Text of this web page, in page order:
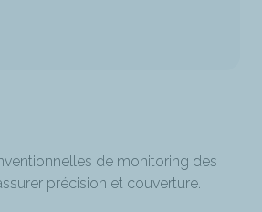
de monitoring des
précision et couverture.